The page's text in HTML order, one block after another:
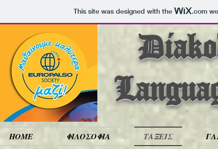
This site was designed with the .com
HOME ΦΙΛΟΣΟΦΙΑ ΤΑΞΕΙΣ